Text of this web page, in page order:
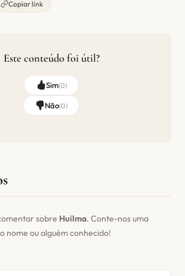
Copiar link
Este conteúdo foi útil?
Sim(0)
Não(0)
sobre Huilma. Conte-nos uma
nome ou alguém conhecido!